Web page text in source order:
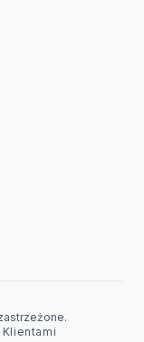
Klientami